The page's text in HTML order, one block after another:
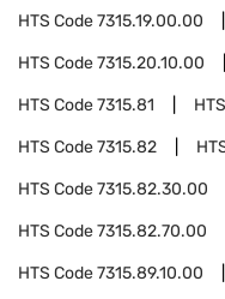
HTS Code7315.19.00.00
HTS Code7315.20.10.00
HTS Code7315.81
HTS Code7315.82
HTS Code7315.82.30.00
HTS Code7315.82.70.00
HTS Code7315.89.10.00